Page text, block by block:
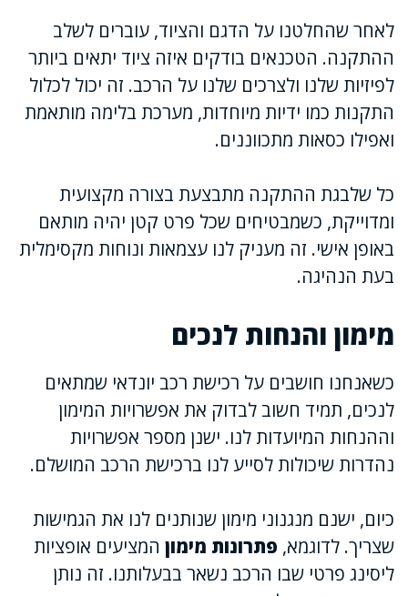
לאחר שהחלטנו על הדגם והציוד, עוברים לשלב
ההתקנה. הטכנאים בודקים איזה ציוד יתאים ביותר
לפיזיות שלנו ולצרכים שלנו על הרכב. זה יכול לכלול
התקנות כמו ידיות מיוחדות, מערכת בלימה מותאמת
ואפילו כסאות מתכווננים.
כל שלבגת ההתקנה מתבצעת בצורה מקצועית
ומדוייקת, כשמבטיחים שכל פרט קטן יהיה מותאם
באופן אישי. זה מעניק לנו עצמאות ונוחות מקסימלית
בעת הנהיגה.
מימון והנחות לנכים
כשאנחנו חושבים על רכישת רכב יונדאי שמתאים
לנכים, תמיד חשוב לבדוק את אפשרויות המימון
וההנחות המיועדות לנו. ישנן מספר אפשרויות
נהדרות שיכולות לסייע לנו ברכישת הרכב המושלם.
כיום, ישנם מנגנוני מימון שנותנים לנו את הגמישות
שצריך. לדוגמא, פתרונות מימון המציעים אופציות
ליסינג פרטי שבו הרכב נשאר בבעלותנו. זה נותן